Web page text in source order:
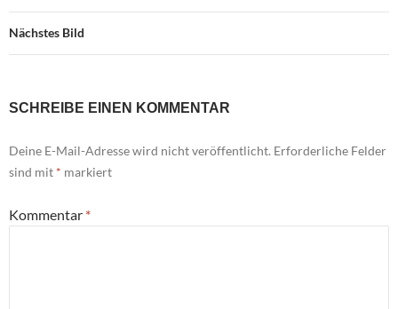
Nächstes Bild
SCHREIBE EINEN KOMMENTAR
Deine E-Mail-Adresse wird nicht veröffentlicht. Erforderliche Felder
sind mit * markiert
Kommentar *